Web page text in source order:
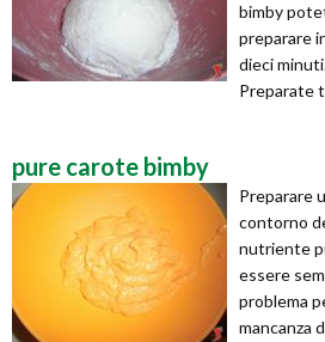
bimby
preparare
dieci
Preparate
pure carote bimby
Preparare
contorno
nutriente
essere
problema
mancanza